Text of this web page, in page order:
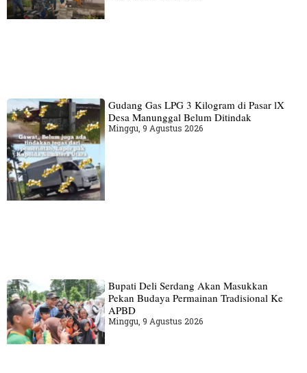
Gudang‎ Gas LPG 3 Kilogram di Pasar lX
Desa Manunggal Belum Ditindak
Minggu, 9 Agustus 2026
Bupati Deli Serdang Akan Masukkan
Pekan Budaya Permainan Tradisional Ke
APBD
Minggu, 9 Agustus 2026